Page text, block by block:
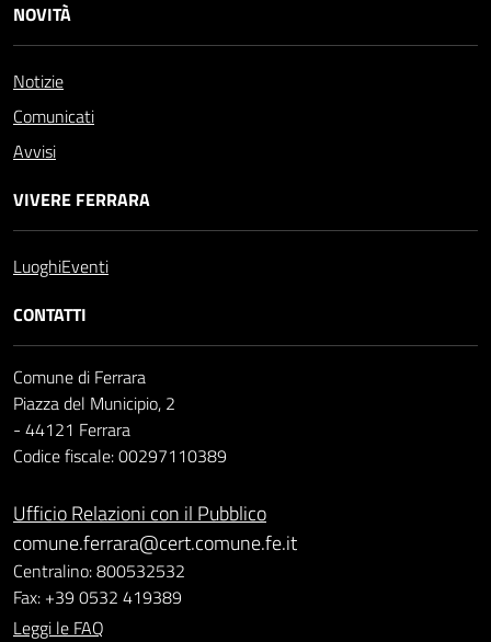
NOVITÀ
Notizie
Comunicati
Avvisi
VIVERE FERRARA
LuoghiEventi
CONTATTI
Comune di Ferrara
Piazza del Municipio, 2
- 44121 Ferrara
Codice fiscale: 00297110389
Ufficio Relazioni con il Pubblico
comune.ferrara@cert.comune.fe.it
Centralino: 800532532
Fax: +39 0532 419389
Leggi le FAQ